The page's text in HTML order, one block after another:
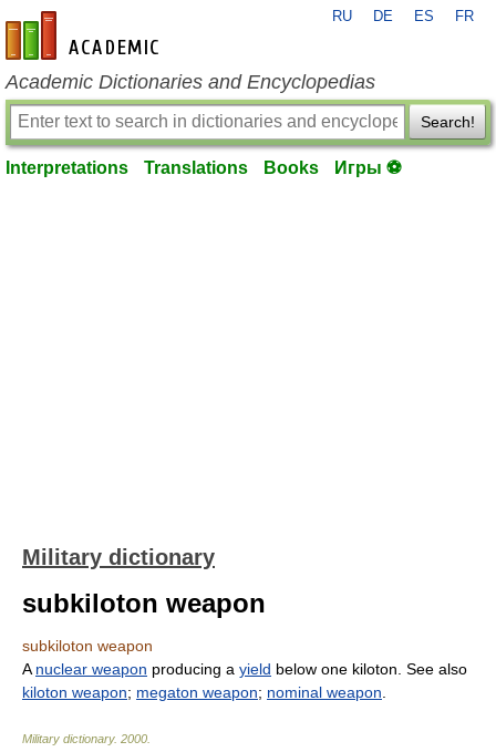
en-academic.com
RU DE ES FR
Academic Dictionaries and Encyclopedias
Search!
Interpretations Translations Books Игры ⚽
Military dictionary
subkiloton weapon
subkiloton weapon
A nuclear weapon producing a yield below one kiloton. See also
kiloton weapon; megaton weapon; nominal weapon
Military dictionary. 2000